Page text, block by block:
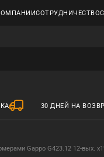
СОТРУДНИЧЕСТВО
30 ДНЕЙ НА
Gappo G423.12 12-вых.